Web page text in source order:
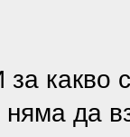
какво
да